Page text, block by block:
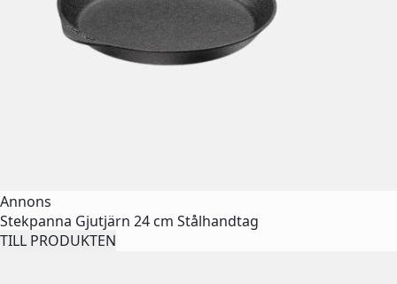
Annons
Stekpanna Gjutjärn 24 cm Stålhandtag
TILL PRODUKTEN